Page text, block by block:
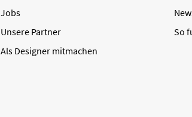
Jobs
Unsere Partner
Als Designer mitmachen
So